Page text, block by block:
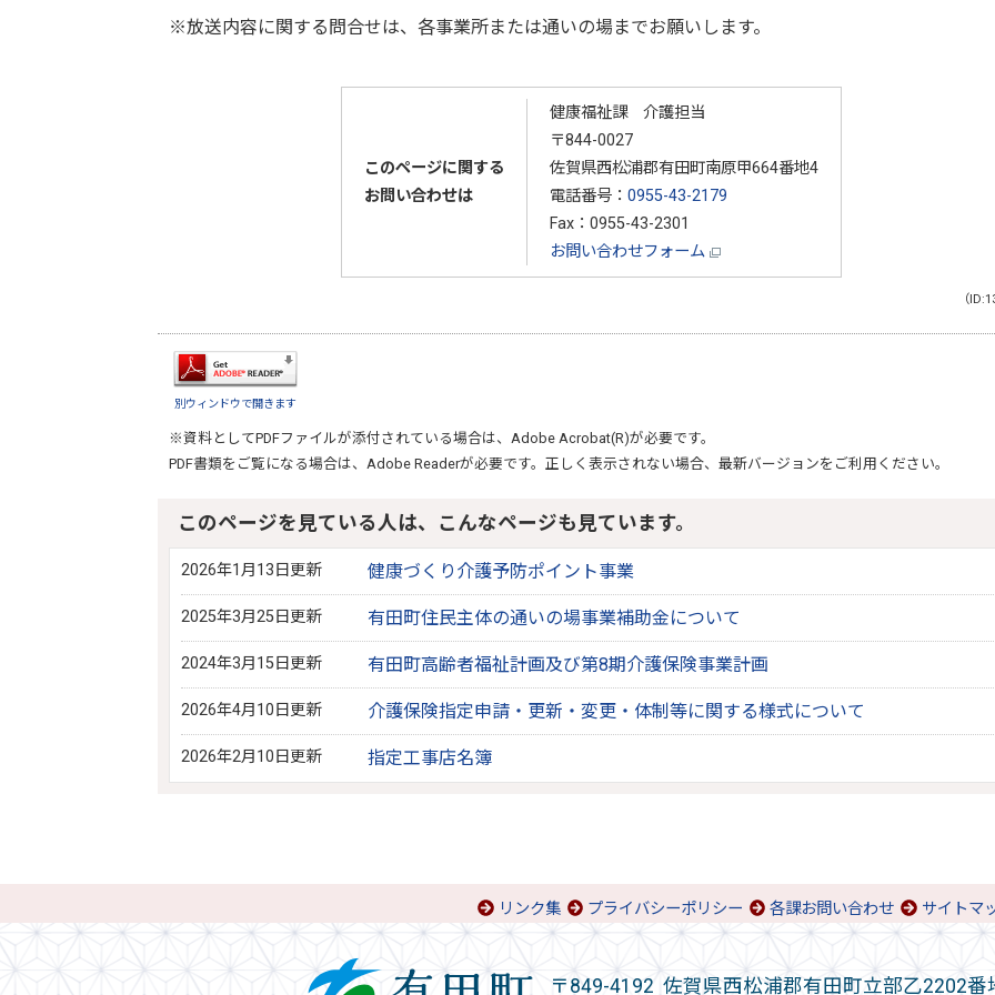
※放送内容に関する問合せは、各事業所または通いの場までお願いします。
このページに関する
お問い合わせは
健康福祉課 介護担当
〒844-0027
佐賀県西松浦郡有田町南原甲664番地4
電話番号： 0955-43-2179
Fax：0955-43-2301
お問い合わせフォーム
（
別ウィンドウで開きます
※資料としてPDFファイルが添付されている場合は、 Adobe Acrobat(R)が必要です。
PDF書類をご覧になる場合は、 Adobe Readerが必要です。正しく表示されない場合、最新バージョンをご利用ください。
このページを見ている人は、こんなページも見ています。
2026年1月13日更新 健康づくり介護予防ポイント事業
2025年3月25日更新 有田町住民主体の通いの場事業補助金について
2024年3月15日更新 有田町高齢者福祉計画及び第8期介護保険事業計画
2026年4月10日更新 介護保険指定申請・更新・変更・体制等に関する様式について
2026年2月10日更新 指定工事店名簿
リンク集 プライバシーポリシー 各課お問い合わせ サイトマ
〒849-4192 佐賀県西松浦郡有田町立部乙2202番